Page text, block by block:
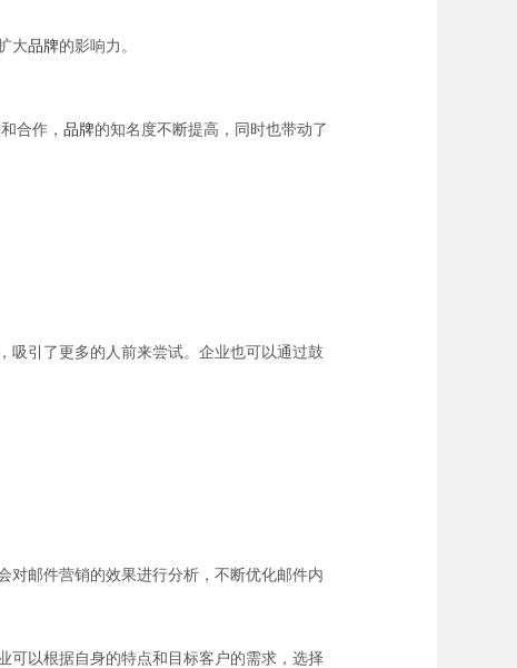
大品牌的影响力。
合作， 品牌的知名度不断提高，同时也带动了
吸引了更多的人前来尝试。企业也可以通过鼓
对邮件营销的效果进行分析，不断优化邮件内
可以根据自身的特点和目标客户的需求，选择